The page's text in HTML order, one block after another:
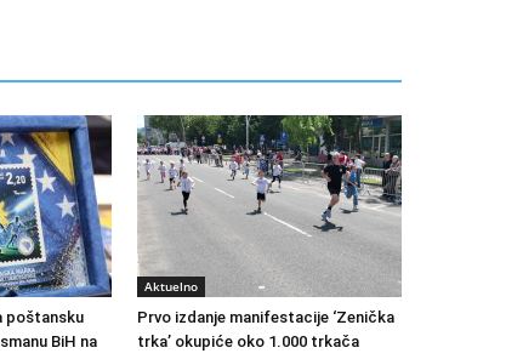
poštansku
BiH na
Aktuelno
Prvo izdanje manifestacije ‘Zenička
trka’ okupiće oko 1.000 trkača